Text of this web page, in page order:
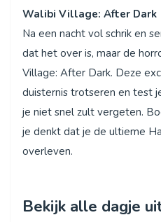
Walibi Village: After Dark
Na een nacht vol schrik en
dat het over is, maar de
Village: After Dark. Deze
duisternis trotseren en test
je niet snel zult vergeten.
je denkt dat je de ultieme
overleven.
Bekijk alle dagje